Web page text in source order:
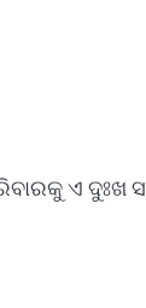
ଏ ଦୁଃଖ